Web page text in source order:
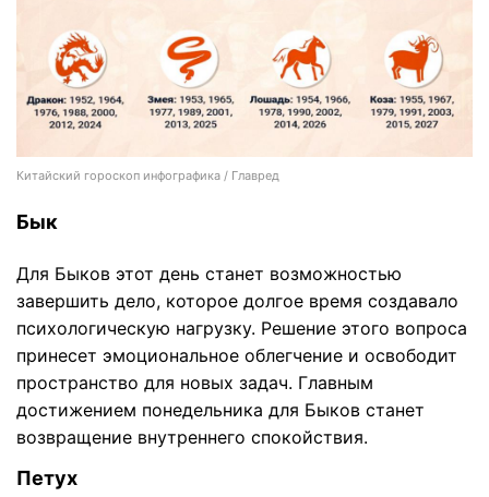
Китайский гороскоп инфографика / Главред
Бык
Для Быков этот день станет возможностью
завершить дело, которое долгое время создавало
психологическую нагрузку. Решение этого вопроса
принесет эмоциональное облегчение и освободит
пространство для новых задач. Главным
достижением понедельника для Быков станет
возвращение внутреннего спокойствия.
Петух